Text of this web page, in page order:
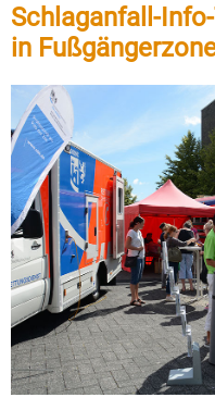
Schlaganfall-
in